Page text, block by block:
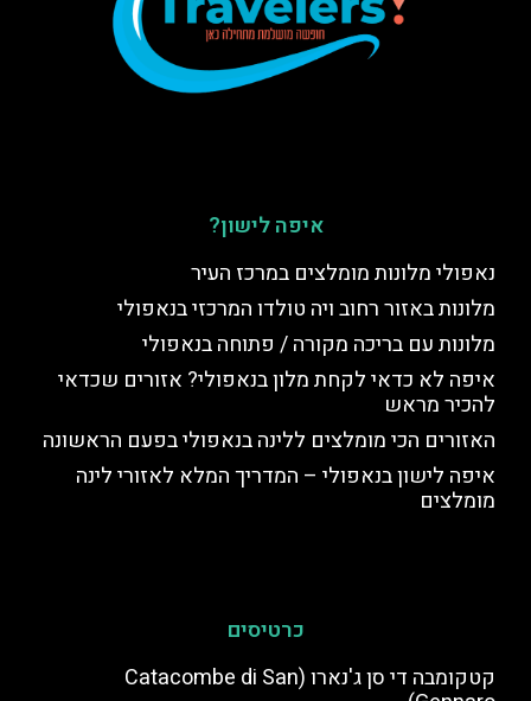
איפה לישון?
נאפולי מלונות מומלצים במרכז העיר
מלונות באזור רחוב ויה טולדו המרכזי בנאפולי
מלונות עם בריכה מקורה / פתוחה בנאפולי
איפה לא כדאי לקחת מלון בנאפולי? אזורים שכדאי
להכיר מראש
האזורים הכי מומלצים ללינה בנאפולי בפעם הראשונה
איפה לישון בנאפולי – המדריך המלא לאזורי לינה
מומלצים
כרטיסים
קטקומבה די סן ג'נארו (Catacombe di San